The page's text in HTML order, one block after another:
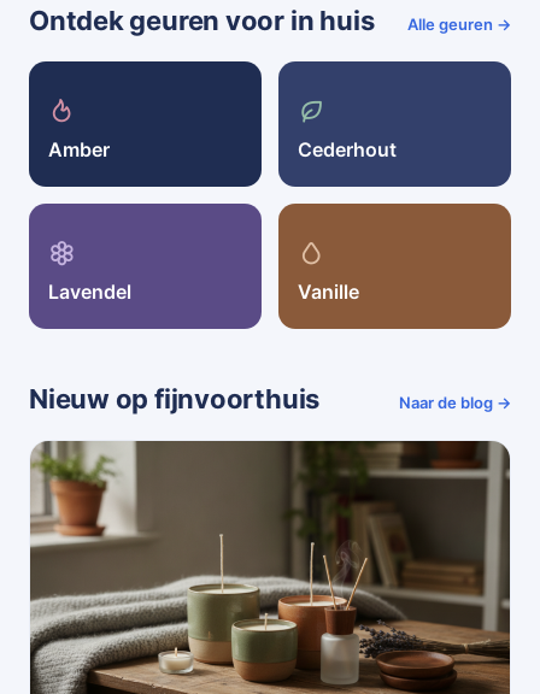
Ontdek geuren voor in huis Alle geuren →
Amber Cederhout
Lavendel Vanille
Nieuw op fijnvoorthuis Naar de blog →